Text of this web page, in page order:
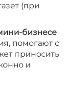
(при
бизнесе
помогают с
приносить
и